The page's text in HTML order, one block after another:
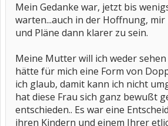
Mein Gedanke war, jetzt bis
warten...auch in der Hoffnung,
und Pläne dann klarer zu sein.
Meine Mutter will ich weder
hätte für mich eine Form von
ich glaub, damit kann ich nicht
hat diese Frau sich ganz bewußt
entschieden.. Es war eine
ihren Kindern und einem Ihrer